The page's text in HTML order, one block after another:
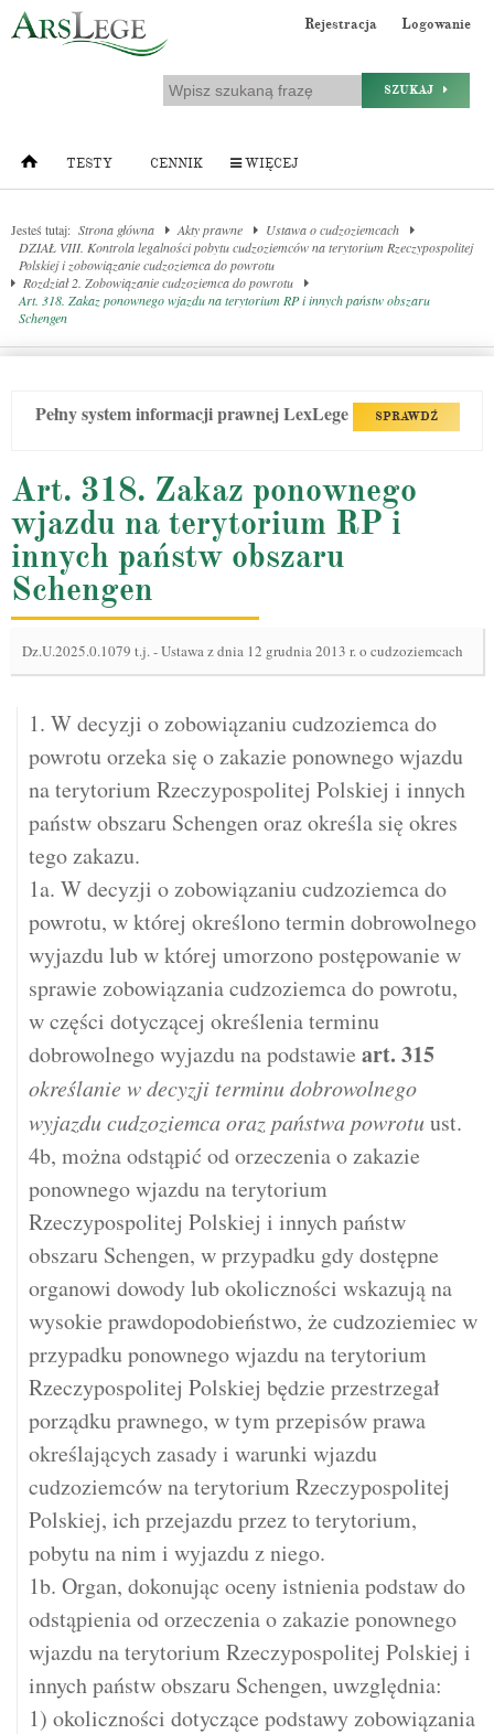
Rejestracja Logowanie
SZUKAJ
TESTY CENNIK WIĘCEJ
Jesteś tutaj: Strona główna Akty prawne
Ustawa o cudzoziemcach
DZIAŁ VIII. Kontrola legalności pobytu cudzoziemców na terytorium Rzeczypospolitej
Polskiej i zobowiązanie cudzoziemca do powrotu
Rozdział 2. Zobowiązanie cudzoziemca do powrotu
Art. 318. Zakaz ponownego wjazdu na terytorium RP i innych państw obszaru
Schengen
Pełny system informacji prawnej LexLege SPRAWDŹ
Art. 318. Zakaz ponownego
wjazdu na terytorium RP i
innych państw obszaru
Schengen
Dz.U.2025.0.1079 t.j.-Ustawa z dnia 12 grudnia 2013 r. o cudzoziemcach
1. W decyzji o zobowiązaniu cudzoziemca do
powrotu orzeka się o zakazie ponownego wjazdu
na terytorium Rzeczypospolitej Polskiej i innych
państw obszaru Schengen oraz określa się okres
tego zakazu.
1a. W decyzji o zobowiązaniu cudzoziemca do
powrotu, w której określono termin dobrowolnego
wyjazdu lub w której umorzono postępowanie w
sprawie zobowiązania cudzoziemca do powrotu,
w części dotyczącej określenia terminu
dobrowolnego wyjazdu na podstawie art. 315
określanie w decyzji terminu dobrowolnego
wyjazdu cudzoziemca oraz państwa powrotuust.
4b, można odstąpić od orzeczenia o zakazie
ponownego wjazdu na terytorium
Rzeczypospolitej Polskiej i innych państw
obszaru Schengen, w przypadku gdy dostępne
organowi dowody lub okoliczności wskazują na
wysokie prawdopodobieństwo, że cudzoziemiec w
przypadku ponownego wjazdu na terytorium
Rzeczypospolitej Polskiej będzie przestrzegał
porządku prawnego, w tym przepisów prawa
określających zasady i warunki wjazdu
cudzoziemców na terytorium Rzeczypospolitej
Polskiej, ich przejazdu przez to terytorium,
pobytu na nim i wyjazdu z niego.
1b. Organ, dokonując oceny istnienia podstaw do
odstąpienia od orzeczenia o zakazie ponownego
wjazdu na terytorium Rzeczypospolitej Polskiej i
innych państw obszaru Schengen, uwzględnia:
1) okoliczności dotyczące podstawy zobowiązania